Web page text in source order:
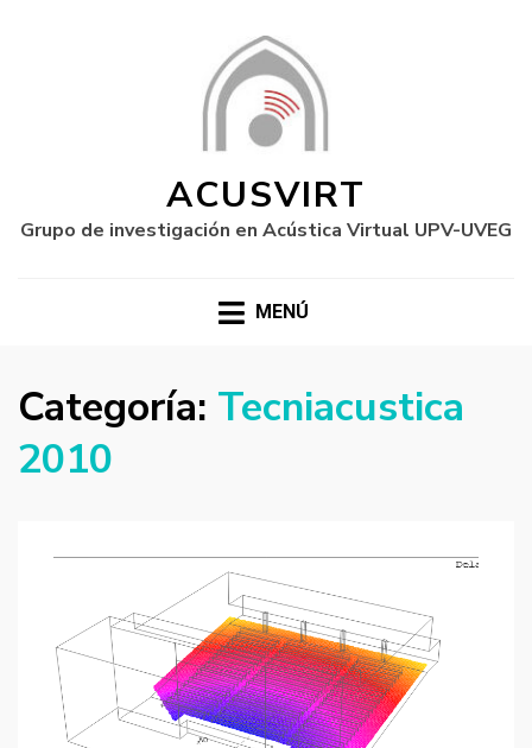
ACUSVIRT
Grupo de investigación en Acústica Virtual UPV-UVEG
MENÚ
Categoría: Tecniacustica
2010